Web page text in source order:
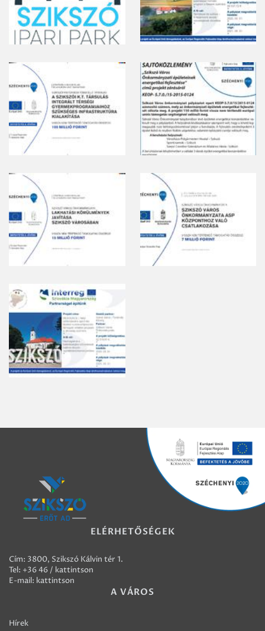
ELÉRHETŐSÉGEK
Cím: 3800, Szikszó Kálvin tér 1.
Tel: +36 46 / kattintson
E-mail: kattintson
A VÁROS
Hírek